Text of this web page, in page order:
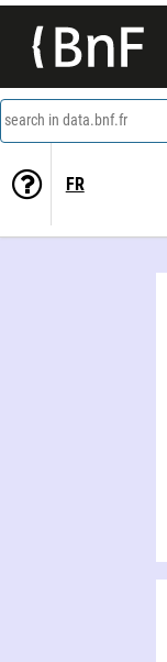
search in data.bnf.fr
FR